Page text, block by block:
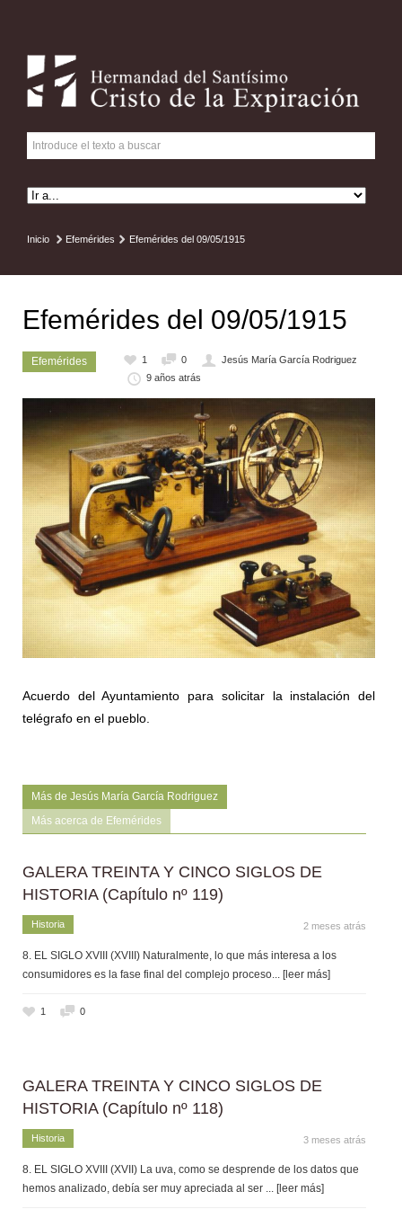
Inicio Efemérides Efemérides del 09/05/1915
Efemérides del 09/05/1915
Efemérides 1 0
Jesús María García Rodriguez
9 años atrás
Acuerdo del Ayuntamiento para solicitar la instalación del
telégrafo en el pueblo.
Más de Jesús María García Rodriguez
Más acerca de Efemérides
GALERA TREINTA Y CINCO SIGLOS DE
HISTORIA (Capítulo nº 119)
Historia 2 meses atrás
8. EL SIGLO XVIII (XVIII) Naturalmente, lo que más interesa a los
consumidores es la fase final del complejo proceso ... [leer más]
1 0
GALERA TREINTA Y CINCO SIGLOS DE
HISTORIA (Capítulo nº 118)
Historia 3 meses atrás
8. EL SIGLO XVIII (XVII) La uva, como se desprende de los datos que
hemos analizado, debía ser muy apreciada al ser ... [leer más]